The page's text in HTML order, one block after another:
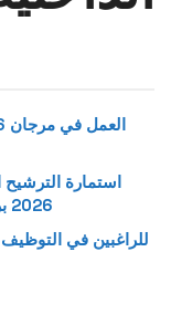
استمارة
2026 براتب شهري (6000درهم) ومستوى باك+2
للراغبين في